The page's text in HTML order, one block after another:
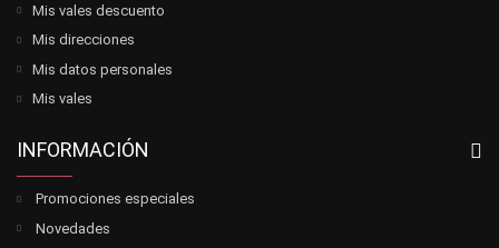
Mis vales descuento
Mis direcciones
Mis datos personales
Mis vales
INFORMACIÓN
Promociones especiales
Novedades